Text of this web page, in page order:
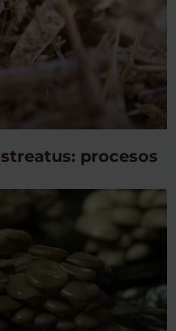
procesos